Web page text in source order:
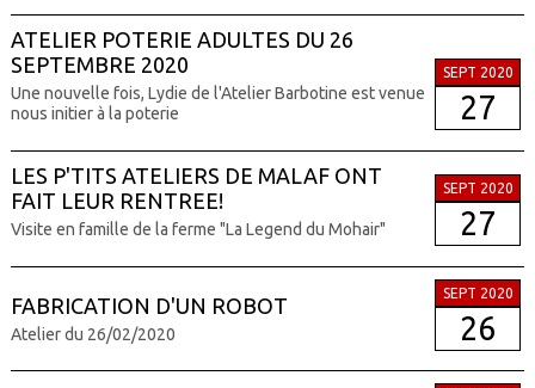
ATELIER POTERIE ADULTES DU 26
SEPTEMBRE 2020
Une nouvelle fois, Lydie de l'Atelier Barbotine est venue
nous initier à la poterie
SEPT 2020
27
LES P'TITS ATELIERS DE MALAF ONT
FAIT LEUR RENTREE!
Visite en famille de la ferme "La Legend du Mohair"
SEPT 2020
27
FABRICATION D'UN ROBOT
Atelier du 26/02/2020
SEPT 2020
26